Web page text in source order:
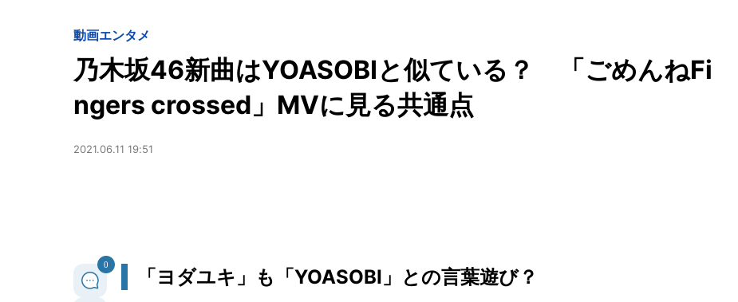
動画エンタメ
乃木坂46新曲はYOASOBIと似ている？ 「ごめんねFi
ngers crossed」MVに見る共通点
2021.06.11 19:51
0
「ヨダユキ」も「YOASOBI」との言葉遊び？